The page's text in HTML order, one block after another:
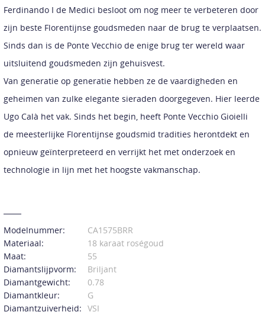
Ferdinando I de Medici besloot om nog meer te verbeteren door
zijn beste Florentijnse goudsmeden naar de brug te verplaatsen.
Sinds dan is de Ponte Vecchio de enige brug ter wereld waar
uitsluitend goudsmeden zijn gehuisvest.
Van generatie op generatie hebben ze de vaardigheden en
geheimen van zulke elegante sieraden doorgegeven. Hier leerde
Ugo Calà het vak. Sinds het begin, heeft Ponte Vecchio Gioielli
de meesterlijke Florentijnse goudsmid tradities herontdekt en
opnieuw geïnterpreteerd en verrijkt het met onderzoek en
technologie in lijn met het hoogste vakmanschap.
Modelnummer:
CA1575BRR
Materiaal:
18 karaat roségoud
Maat:
55
Diamantslijpvorm:
Briljant
Diamantgewicht:
0.78
Diamantkleur:
G
Diamantzuiverheid: VSI